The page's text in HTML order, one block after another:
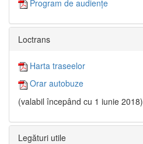
Program de audiențe
Loctrans
Harta traseelor
Orar autobuze
(valabil începând cu 1 iunie 2018)
Legături utile